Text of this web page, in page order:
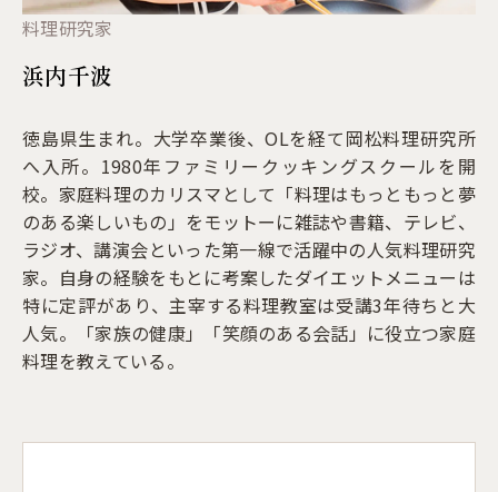
料理研究家
浜内千波
徳島県生まれ。大学卒業後、OLを経て岡松料理研究所
へ入所。1980年ファミリークッキングスクールを開
校。家庭料理のカリスマとして「料理はもっともっと夢
のある楽しいもの」をモットーに雑誌や書籍、テレビ、
ラジオ、講演会といった第一線で活躍中の人気料理研究
家。自身の経験をもとに考案したダイエットメニューは
特に定評があり、主宰する料理教室は受講3年待ちと大
人気。「家族の健康」「笑顔のある会話」に役立つ家庭
料理を教えている。